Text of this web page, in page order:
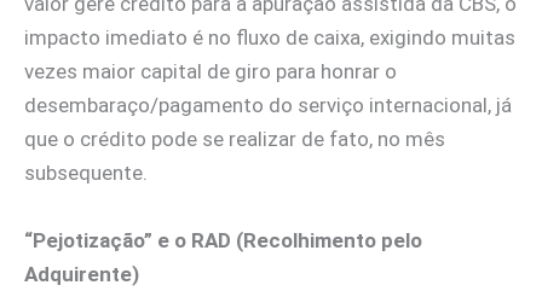
impacto imediato é no fluxo de caixa, exigindo muitas
vezes maior capital de giro para honrar o
desembaraço/pagamento do serviço internacional, já
que o crédito pode se realizar de fato, no mês
subsequente.
“Pejotização” e o RAD (Recolhimento pelo
Adquirente)